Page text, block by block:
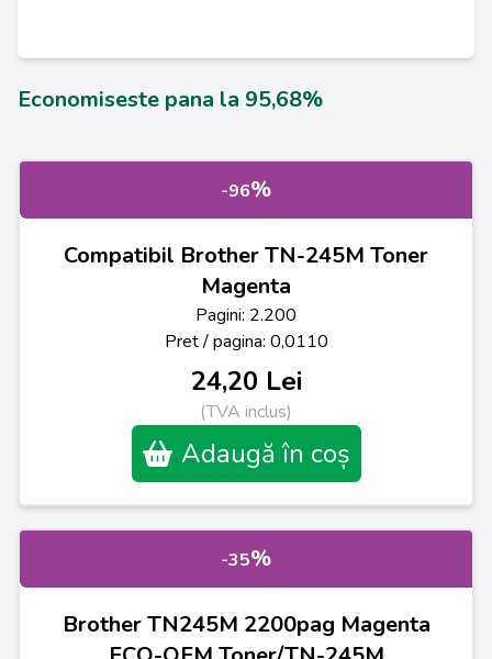
Economiseste pana la 95,68%
-96%
Compatibil Brother TN-245M Toner
Magenta
Pagini: 2.200
Pret / pagina: 0,0110
24,20 Lei
(TVA inclus)
Adaugă în coș
-35%
Brother TN245M 2200pag Magenta